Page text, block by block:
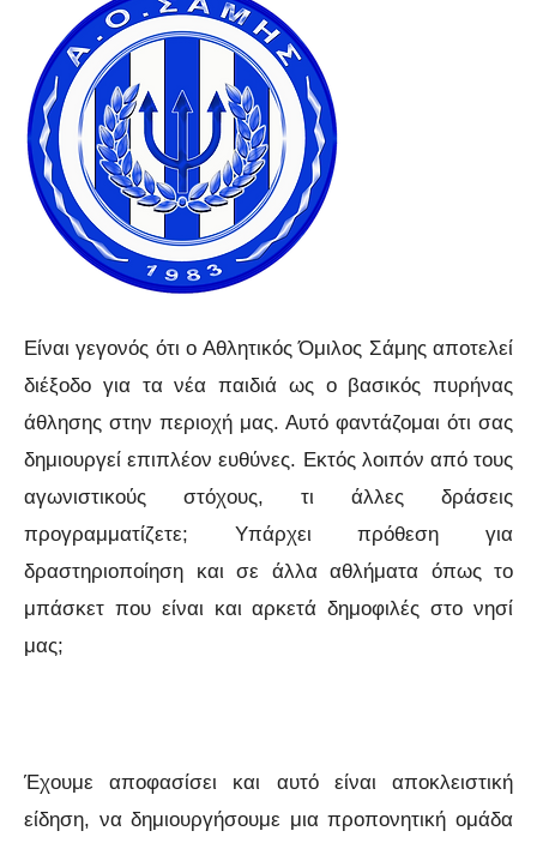
Είναι γεγονός ότι ο Αθλητικός Όμιλος Σάμης αποτελεί
διέξοδο για τα νέα παιδιά ως ο βασικός πυρήνας
άθλησης στην περιοχή μας. Αυτό φαντάζομαι ότι σας
δημιουργεί επιπλέον ευθύνες. Εκτός λοιπόν από τους
αγωνιστικούς στόχους, τι άλλες δράσεις
προγραμματίζετε; Υπάρχει πρόθεση για
δραστηριοποίηση και σε άλλα αθλήματα όπως το
μπάσκετ που είναι και αρκετά δημοφιλές στο νησί
μας;
Έχουμε αποφασίσει και αυτό είναι αποκλειστική
είδηση, να δημιουργήσουμε μια προπονητική ομάδα